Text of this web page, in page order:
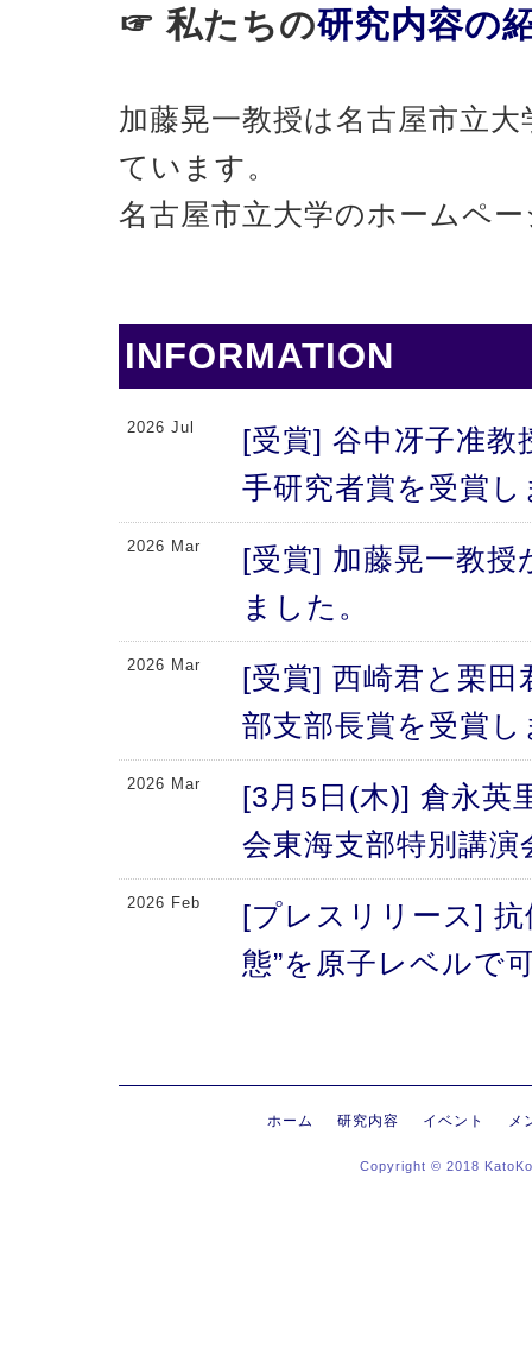
☞ 私たちの研究内容の
加藤晃一教授は名古屋市立
ています。
名古屋市立大学のホームペ
INFORMATION
2026 Jul
[受賞] 谷中冴子准教
手研究者賞を受賞
2026 Mar
[受賞] 加藤晃一教授
ました。
2026 Mar
[受賞] 西崎君と栗田
部支部長賞を受賞
2026 Mar
[3月5日(木)] 倉永英
会東海支部特別講
2026 Feb
[プレスリリース]
態”を原子レベルで
[プレスリリース]
にする抗体のFc領
る高次構造評価の
ホーム 研究内容 イベント メ
Copyright © 2018